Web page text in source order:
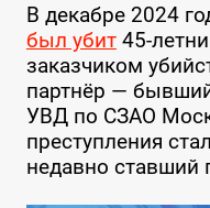
В декабре 2024
был убит45-
заказчиком
партнёр —
УВД по СЗАО
преступления
недавно ставший